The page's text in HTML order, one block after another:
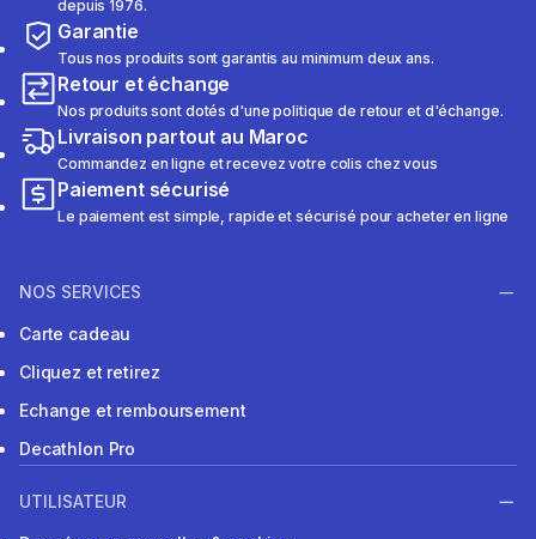
depuis 1976.
Garantie
Tous nos produits sont garantis au minimum deux ans.
Retour et échange
Nos produits sont dotés d'une politique de retour et d'échange.
Livraison partout au Maroc
Commandez en ligne et recevez votre colis chez vous
Paiement sécurisé
Le paiement est simple, rapide et sécurisé pour acheter en ligne
NOS SERVICES
Carte cadeau
Cliquez et retirez
Echange et remboursement
Decathlon Pro
UTILISATEUR